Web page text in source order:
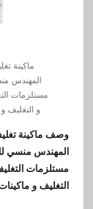
ماكينة
المهندس
مستلزمات
و التغليف
وصف ماكينة
المهندس منسي
مستلزمات
التغليف و